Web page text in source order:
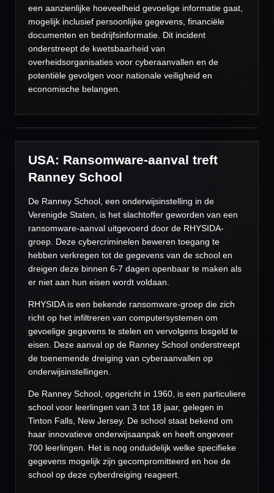
een aanzienlijke hoeveelheid gevoelige informatie gaat,
mogelijk inclusief persoonlijke gegevens, financiële
documenten en bedrijfsinformatie. Dit incident
onderstreept de kwetsbaarheid van
overheidsorganisaties voor cyberaanvallen en de
potentiële gevolgen voor nationale veiligheid en
economische belangen.
USA: Ransomware-aanval treft
Ranney School
De Ranney School, een onderwijsinstelling in de
Verenigde Staten, is het slachtoffer geworden van een
ransomware-aanval uitgevoerd door de RHYSIDA-
groep. Deze cybercriminelen beweren toegang te
hebben verkregen tot de gegevens van de school en
dreigen deze binnen 6-7 dagen openbaar te maken als
er niet aan hun eisen wordt voldaan.
RHYSIDA is een bekende ransomware-groep die zich
richt op het infiltreren van computersystemen om
gevoelige gegevens te stelen en vervolgens losgeld te
eisen. Deze aanval op de Ranney School onderstreept
de toenemende dreiging van cyberaanvallen op
onderwijsinstellingen.
De Ranney School, opgericht in 1960, is een particuliere
school voor leerlingen van 3 tot 18 jaar, gelegen in
Tinton Falls, New Jersey. De school staat bekend om
haar innovatieve onderwijsaanpak en heeft ongeveer
700 leerlingen. Het is nog onduidelijk welke specifieke
gegevens mogelijk zijn gecompromitteerd en hoe de
school op deze cyberdreiging reageert.